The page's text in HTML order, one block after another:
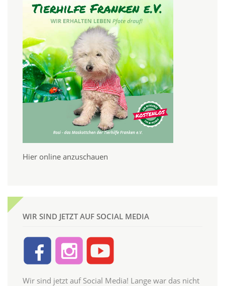
Hier online anzuschauen
WIR SIND JETZT AUF SOCIAL MEDIA
Wir sind jetzt auf Social Media! Lange war das nicht